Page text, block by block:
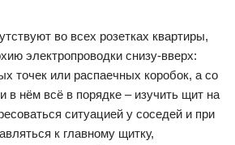
во всех розетках квартиры,
электропроводки снизу-вверх:
точек или распаечных коробок, а со
в нём всё в порядке – изучить щит на
ситуацией у соседей и при
к главному щитку,